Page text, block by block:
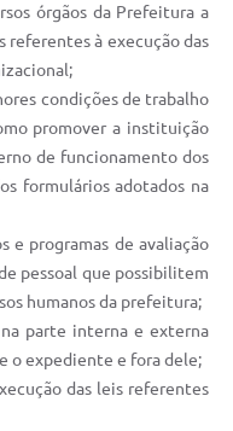
órgãos da Prefeitura a
referentes à execução das
condições de trabalho
promover a instituição
de funcionamento dos
formulários adotados na
e programas de avaliação
pessoal que possibilitem
humanos da prefeitura;
parte interna e externa
o expediente e fora dele;
das leis referentes